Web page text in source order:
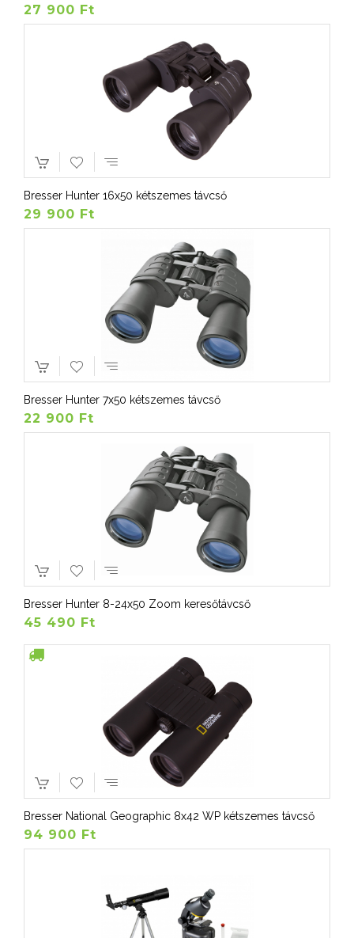
27 900 Ft
Bresser Hunter 16x50 kétszemes távcső
29 900 Ft
Bresser Hunter 7x50 kétszemes távcső
22 900 Ft
Bresser Hunter 8-24x50 Zoom keresőtávcső
45 490 Ft
Bresser National Geographic 8x42 WP kétszemes távcső
94 900 Ft